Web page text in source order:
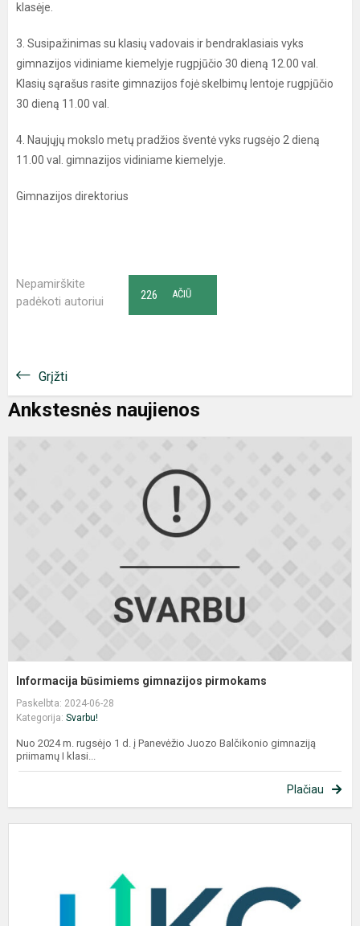
klasėje.
3. Susipažinimas su klasių vadovais ir bendraklasiais vyks
gimnazijos vidiniame kiemelyje rugpjūčio 30 dieną 12.00 val.
Klasių sąrašus rasite gimnazijos fojė skelbimų lentoje rugpjūčio
30 dieną 11.00 val.
4. Naujųjų mokslo metų pradžios šventė vyks rugsėjo 2 dieną
11.00 val. gimnazijos vidiniame kiemelyje.
Gimnazijos direktorius
Nepamirškite
padėkoti autoriui
AČIŪ
226
Grįžti
Ankstesnės naujienos
Informacija būsimiems gimnazijos pirmokams
Paskelbta: 2024-06-28
Kategorija: Svarbu!
Nuo 2024 m. rugsėjo 1 d. į Panevėžio Juozo Balčikonio gimnaziją
priimamų I klasi...
Plačiau